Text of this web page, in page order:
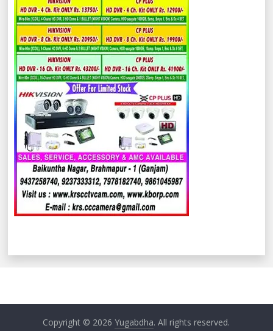
Copyright © 2026Yugabdha. All rights reserved.